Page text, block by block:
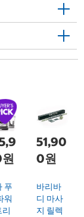
푸
워
리
51,90
0원
바리바
디 마사
지 릴렉